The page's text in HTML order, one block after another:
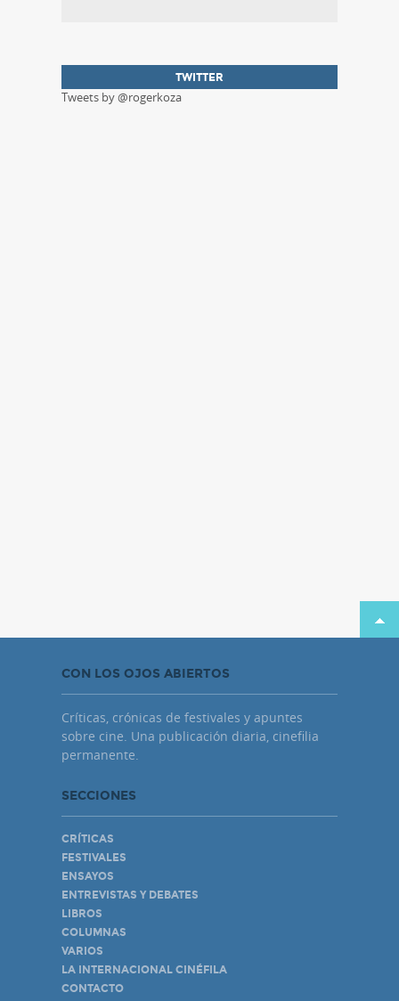
TWITTER
Tweets by @rogerkoza
CON LOS OJOS ABIERTOS
Críticas, crónicas de festivales y apuntes
sobre cine. Una publicación diaria, cinefilia
permanente.
SECCIONES
CRÍTICAS
FESTIVALES
ENSAYOS
ENTREVISTAS Y DEBATES
LIBROS
COLUMNAS
VARIOS
LA INTERNACIONAL CINÉFILA
CONTACTO